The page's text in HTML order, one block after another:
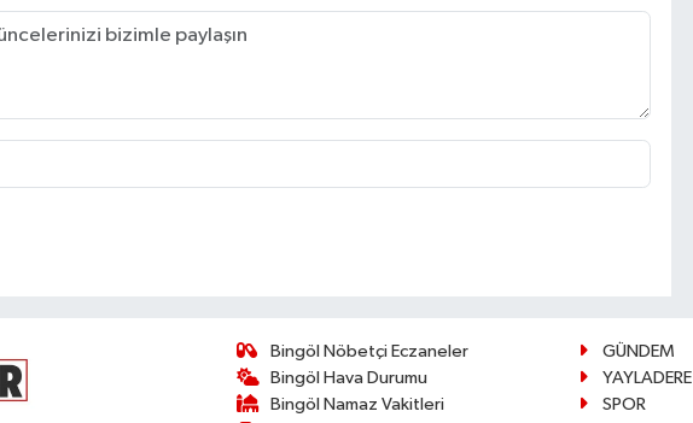
Bingöl Nöbetçi Eczaneler
Bingöl Hava Durumu
Bingöl Namaz Vakitleri
GÜNDEM
YAYLADERE
SPOR